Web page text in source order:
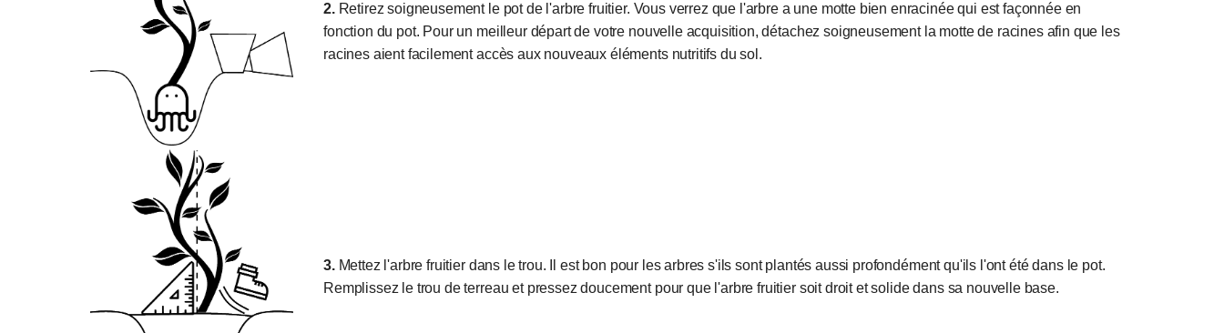
2.Retirez soigneusement le pot de l'arbre fruitier. Vous verrez que l'arbre a une motte bien enracinée qui est façonnée en
fonction du pot. Pour un meilleur départ de votre nouvelle acquisition, détachez soigneusement la motte de racines afin que les
racines aient facilement accès aux nouveaux éléments nutritifs du sol.
3.Mettez l'arbre fruitier dans le trou. Il est bon pour les arbres s'ils sont plantés aussi profondément qu'ils l'ont été dans le pot.
Remplissez le trou de terreau et pressez doucement pour que l'arbre fruitier soit droit et solide dans sa nouvelle base.